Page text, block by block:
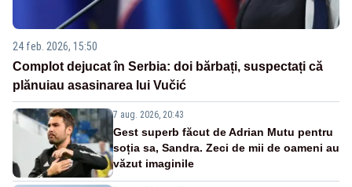
24 feb. 2026, 15:50
Complot dejucat în Serbia: doi bărbați, suspectați că
plănuiau asasinarea lui Vučić
7 aug. 2026, 20:43
Gest superb făcut de Adrian Mutu pentru
soția sa, Sandra. Zeci de mii de oameni au
văzut imaginile